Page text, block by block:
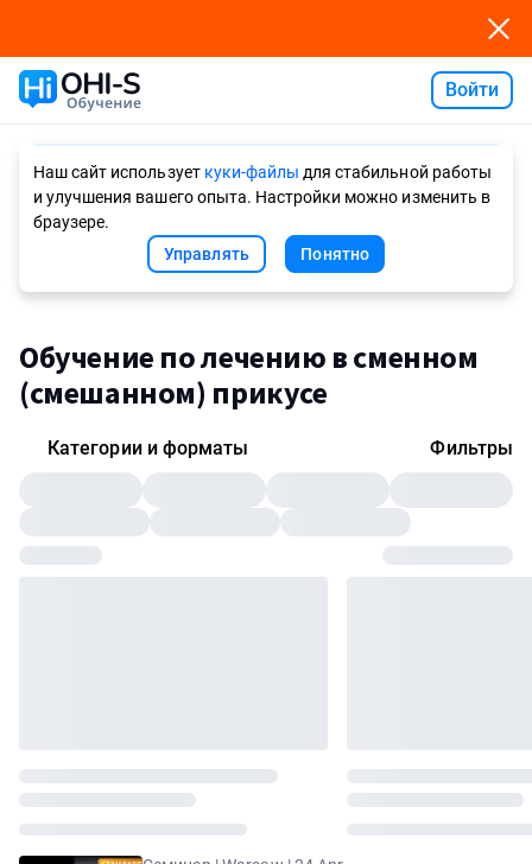
Войти
Наш сайт использует куки-файлы для стабильной работы
и улучшения вашего опыта. Настройки можно изменить в
браузере.
Управлять
Понятно
Обучение по лечению в сменном
(смешанном) прикусе
Категории и форматы Фильтры